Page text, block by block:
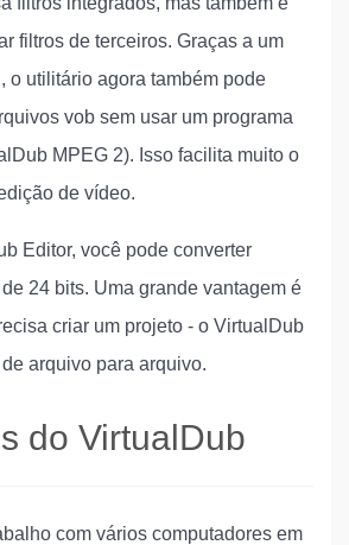
filtros de terceiros. Graças a um
o utilitário agora também pode
vob sem usar um programa
MPEG 2). Isso facilita muito o
de vídeo.
Editor, você pode converter
24 bits. Uma grande vantagem é
criar um projeto - o VirtualDub
arquivo para arquivo.
do VirtualDub
com vários computadores em